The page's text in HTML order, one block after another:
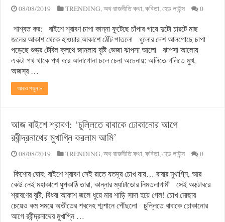
08/08/2019 TRENDING,অথ রাজনীতি কথা,কবিতা,হেড লাইন্স 0
শাশ্বত কর: বাইশে শ্রাবণ চাপা কান্না ফুটেছে চাঁপার গায়ে দুটো চারটে মাছ
জলের আকাশ থেকে হাওয়ার আকাশে ঠোঁট পাতলো ধুলোর দেশ আলগোছে চাপা
পড়েছে শুভ্র টেবিল ক্লথে জানলায় বৃষ্টি ভেজা ঝাপসা আলো ঝাপসা আলোয়
একটা পথ থাকে পথ ধরে আনাগোনা চলে চেনা অচেনায়: অলিতে গলিতে মুখ,
অজস্র …
আরও পড়ুন »
আজ বাইশে শ্রাবণ: ‘চুল্লিতে বাবাকে ঢোকানোর আগে
রবীন্দ্রনাথের মুখাগ্নি করলাম আমি’
08/08/2019 TRENDING,অথ রাজনীতি কথা,কবিতা,হেড লাইন্স 0
কিশোর ঘোষ: বাইশে শ্রাবণ সেই রাতে যতদূর চোখ যায়… বাবার মুখাগ্নি, আর
কেউ নেই মহাকাশে ধুপকাঠি তারা, কান্নার ম্যাটাডোর নিমতলাগামী সেই অক্টোবরে
শ্রাবণের বৃষ্টি, বিধবা আকাশ জলে ধুয়ে মার শাড়ি সাদা হয়ে গেল! চোখ মোছার
চেয়েও কম সময়ে অতীতের শবদেহ শ্মশানে পৌঁছলো চুল্লিতে বাবাকে ঢোকানোর
আগে রবীন্দ্রনাথের মুখাগ্নি …